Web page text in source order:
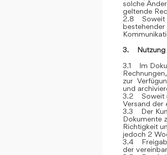
solche
geltende
2.8 Soweit
bestehender
3. Nutzung
3.1 Im
zur
und
3.2 Soweit
Versand der
3.3 Der
Dokumente
Richtigkeit
jedoch 2
3.4
der